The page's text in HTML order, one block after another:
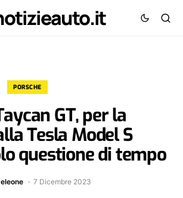
PORSCHE
GT, per la
Tesla Model S
questione di tempo
7 Dicembre 2023